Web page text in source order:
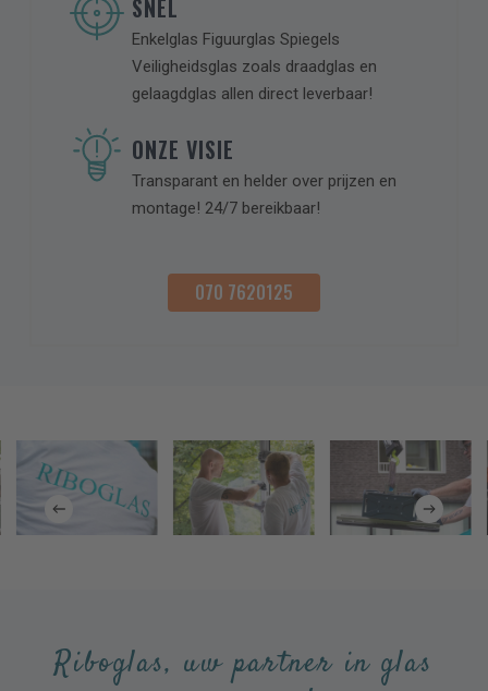
SNEL
Enkelglas Figuurglas Spiegels
Veiligheidsglas zoals draadglas en
gelaagdglas allen direct leverbaar!
ONZE VISIE
Transparant en helder over prijzen en
montage! 24/7 bereikbaar!
070 7620125
Riboglas, uw partner in glas